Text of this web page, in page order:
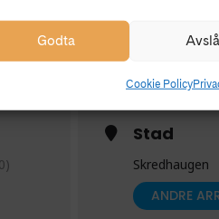
Godta Avslå
Cookie Policy
på onsdagar gjennom
er opne. Alle er
Stad
Skredhaugen
ANDRE